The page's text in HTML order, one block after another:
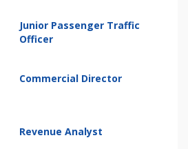
Junior Passenger Traffic
Officer
Commercial Director
Revenue Analyst